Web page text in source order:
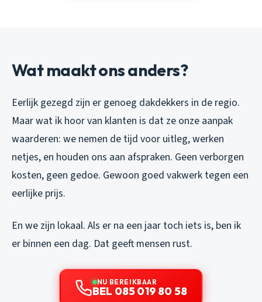
Wat maakt ons anders?
Eerlijk gezegd zijn er genoeg dakdekkers in de regio.
Maar wat ik hoor van klanten is dat ze onze aanpak
waarderen: we nemen de tijd voor uitleg, werken
netjes, en houden ons aan afspraken. Geen verborgen
kosten, geen gedoe. Gewoon goed vakwerk tegen een
eerlijke prijs.
En we zijn lokaal. Als er na een jaar toch iets is, ben ik
er binnen een dag. Dat geeft mensen rust.
NU BEREIKBAAR
BEL 085 019 80 58